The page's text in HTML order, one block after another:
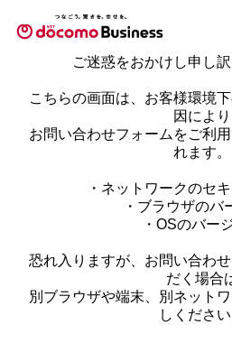
ご迷惑をおかけし申し訳
こちらの画面は、お客様環境
因により
お問い合わせフォームをご利
れます。
・ネットワークのセ
・ブラウザのバ
・OSのバー
恐れ入りますが、お問い合わ
だく場合
別ブラウザや端末、別ネット
しください